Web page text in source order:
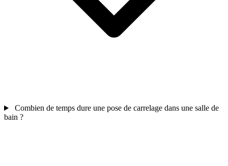
Combien de temps dure une pose de carrelage dans une salle de
bain ?